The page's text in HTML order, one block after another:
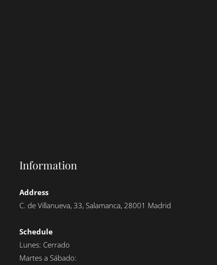
Information
Address
C. de Villanueva, 33, Salamanca, 28001 Madrid
Schedule
Lunes: Cerrado
Martes a Sábado: